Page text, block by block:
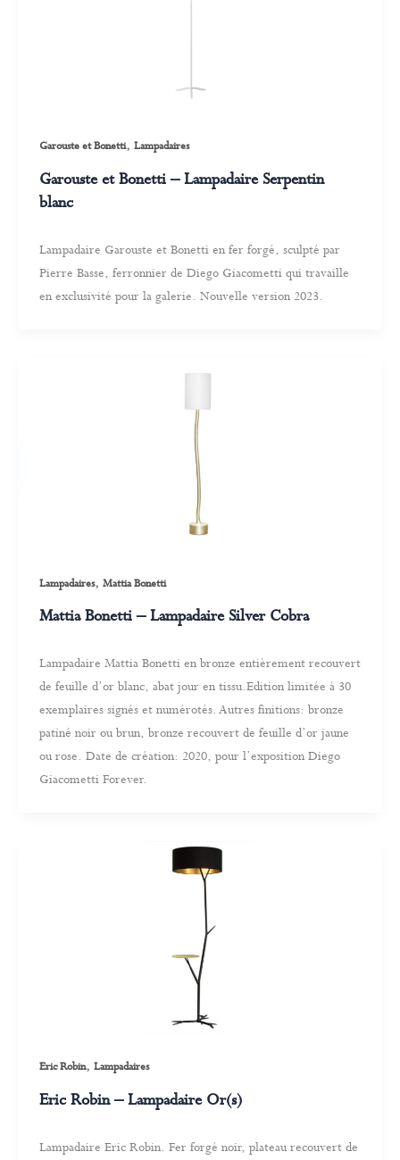
Garouste et Bonetti, Lampadaires
Garouste et Bonetti – Lampadaire Serpentin
blanc
Lampadaire Garouste et Bonetti en fer forgé, sculpté par
Pierre Basse, ferronnier de Diego Giacometti qui travaille
en exclusivité pour la galerie. Nouvelle version 2023.
Lampadaires, Mattia Bonetti
Mattia Bonetti – Lampadaire Silver Cobra
Lampadaire Mattia Bonetti en bronze entièrement recouvert
de feuille d’or blanc, abat jour en tissu.Edition limitée à 30
exemplaires signés et numérotés. Autres finitions: bronze
patiné noir ou brun, bronze recouvert de feuille d’or jaune
ou rose. Date de création: 2020, pour l’exposition Diego
Giacometti Forever.
Eric Robin, Lampadaires
Eric Robin – Lampadaire Or(s)
Lampadaire Eric Robin. Fer forgé noir, plateau recouvert de